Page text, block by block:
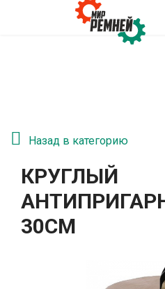
Назад в категорию
КРУГЛЫЙ
30СМ